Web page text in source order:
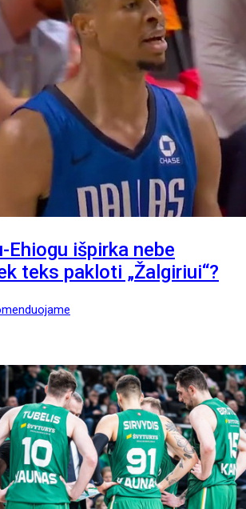
Ehiogu išpirka nebe
teks pakloti „Žalgiriui“?